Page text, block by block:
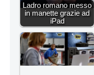
Ladro romano messo
in manette grazie ad
iPad